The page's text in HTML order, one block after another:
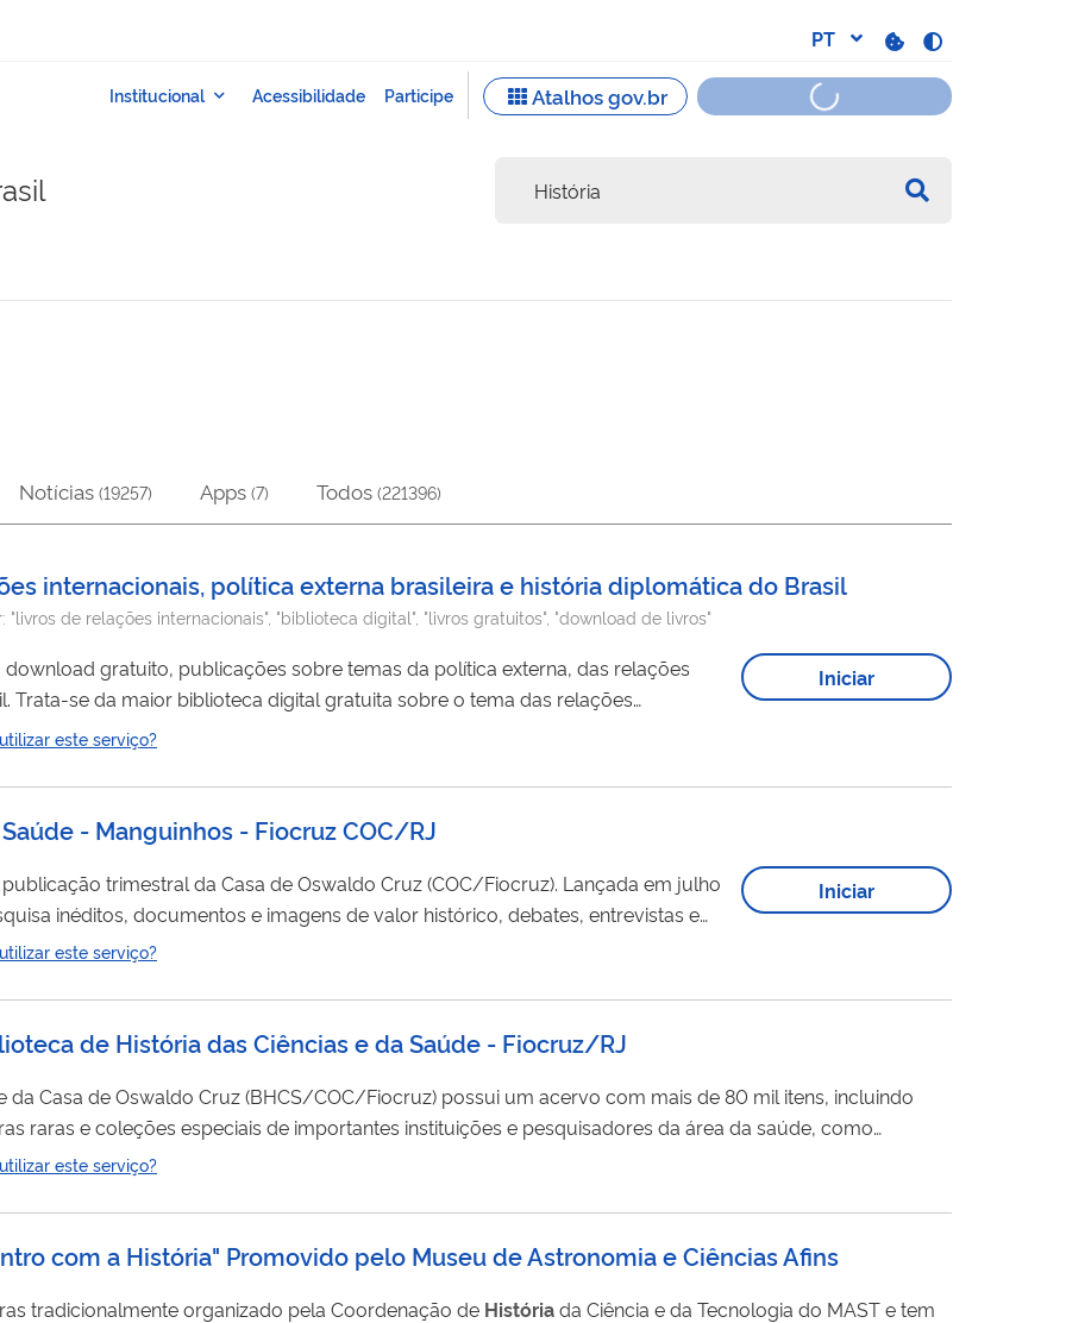
Notícias (19257) Apps (7) Todos (221396)
internacionais, política externa brasileira e história diplomática do Brasil
"livros de relações internacionais", "biblioteca digital", "livros gratuitos", "download de livros"
gratuito, publicações sobre temas da política externa, das relações
Trata-se da maior biblioteca digital gratuita sobre o tema das relações
800 obras em português, inglês e espanhol, nos formatos PDF, EPUB e MOBI.
este serviço?
Iniciar
- Manguinhos - Fiocruz COC/RJ
trimestral da Casa de Oswaldo Cruz (COC/Fiocruz). Lançada em julho
inéditos, documentos e imagens de valor histórico, debates, entrevistas e
para ahistóriadas ciências e da saúde, aprovados por integrantes do
este serviço?
Iniciar
de História das Ciências e da Saúde - Fiocruz/RJ
da Casa de Oswaldo Cruz (BHCS/COC/Fiocruz) possui um acervo com mais de 80 mil itens, incluindo
raras e coleções especiais de importantes instituições e pesquisadores da área da saúde, como
este serviço?
com a História" Promovido pelo Museu de Astronomia e Ciências Afins
tradicionalmente organizado pela Coordenação de Históriada Ciência e da Tecnologia do MAST e tem